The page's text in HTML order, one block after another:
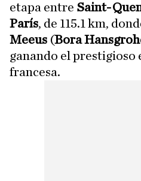
etapa entre Saint-
París, de 115.1 km,
Meeus (Bora
ganando el prestigioso
francesa.